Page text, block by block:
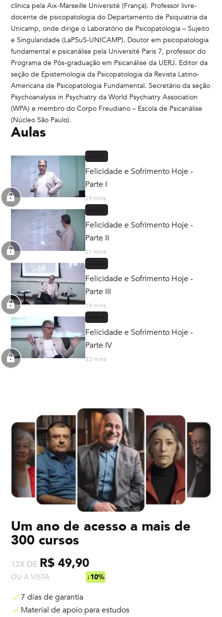
clínica pela Aix-Marseille Université (França). Professor livre-
docente de psicopatologia do Departamento de Psiquiatria da
Unicamp, onde dirige o Laboratório de Psicopatologia – Sujeito
e Singularidade (LaPSuS-UNICAMP). Doutor em psicopatologia
fundamental e psicanálise pela Université Paris 7, professor do
Programa de Pós-graduação em Psicanálise da UERJ. Editor da
seção de Epistemologia da Psicopatologia da Revista Latino-
Americana de Psicopatologia Fundamental. Secretário da seção
Psychoanalysis in Psychiatry da World Psychiatry Association
(WPA) e membro do Corpo Freudiano – Escola de Psicanálise
(Núcleo São Paulo).
Aulas
Felicidade e Sofrimento Hoje -
Parte I
29 mins
Felicidade e Sofrimento Hoje -
Parte II
21 mins
Felicidade e Sofrimento Hoje -
Parte III
19 mins
Felicidade e Sofrimento Hoje -
Parte IV
32 mins
Um ano de acesso a mais de
300 cursos
12X DE R$ 49,90
OU À VISTA ↓10%
7 dias de garantia
Material de apoio para estudos